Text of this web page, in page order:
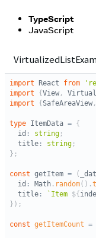
TypeScript
JavaScript